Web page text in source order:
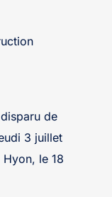
de
3 juillet
le 18